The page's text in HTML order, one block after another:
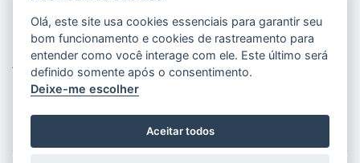
Localização
Hospital Universitário Onofre Lopes - HUOL
Av. Nilo Peçanha, 620 - Petrópolis
Natal - RN, 59012-300
Olá, este site usa cookies essenciais para garantir seu
bom funcionamento e cookies de rastreamento para
entender como você interage com ele. Este último será
definido somente após o consentimento.
Deixe-me escolher
Aceitar todos